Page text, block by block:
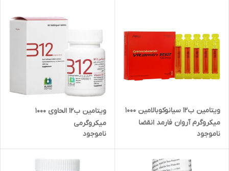
ویتامین ب12 سیانوکوبالامین 1000
میکروگرم آروان فارمد انقضا
2026/04
ناموجود
ویتامین ب12 الحاوی 1000
میکروگرمی
ناموجود